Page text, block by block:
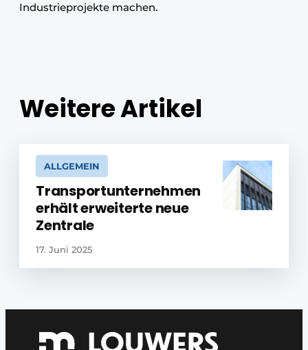
Industrieprojekte machen.
Weitere Artikel
ALLGEMEIN
Transportunternehmen
erhält erweiterte neue
Zentrale
17. Juni 2025